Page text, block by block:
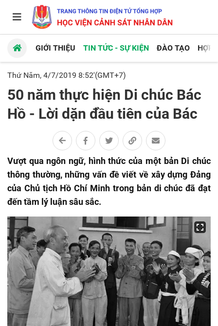
GIỚI THIỆU TIN TỨC - SỰ KIỆN ĐÀO TẠO HỢP
Thứ Năm, 4/7/2019 8:52'(GMT+7)
50 năm thực hiện Di chúc Bác
Hồ - Lời dặn đầu tiên của Bác
Vượt qua ngôn ngữ, hình thức của một bản Di chúc
thông thường, những vấn đề viết về xây dựng Đảng
của Chủ tịch Hồ Chí Minh trong bản di chúc đã đạt
đến tầm lý luận sâu sắc.